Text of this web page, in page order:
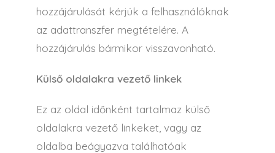
hozzájárulását kérjük a felhasználóknak
az adattranszfer megtételére. A
hozzájárulás bármikor visszavonható.
Külső oldalakra vezető linkek
Ez az oldal időnként tartalmaz külső
oldalakra vezető linkeket, vagy az
oldalba beágyazva találhatóak